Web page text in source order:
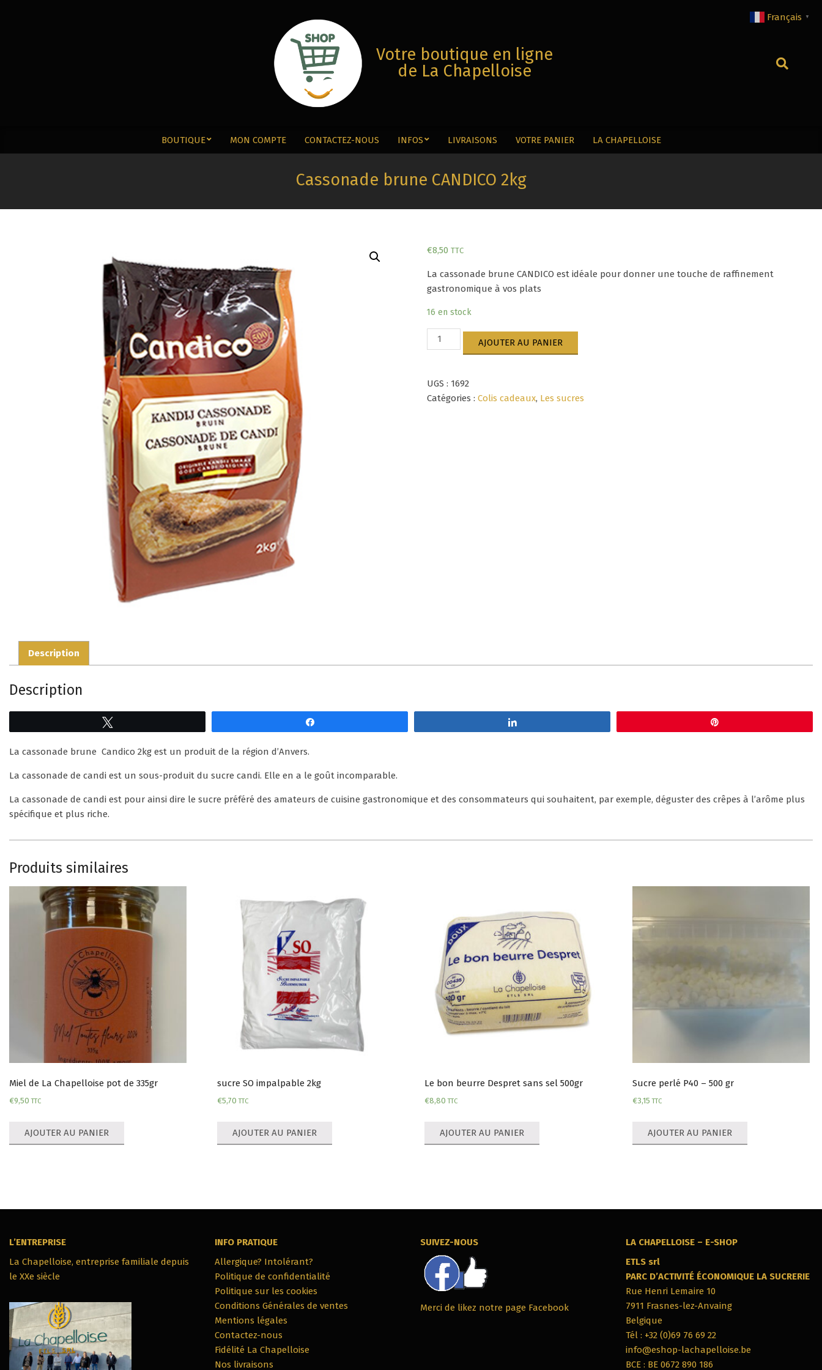
Votre boutique en ligne
de La Chapelloise
Menu
BOUTIQUE MON COMPTE CONTACTEZ-NOUS INFOS LIVRAISONS VOTRE PANIER LA CHAPELLOISE
Cassonade brune CANDICO 2kg
€8,50 TTC
La cassonade brune CANDICO est idéale pour donner une touche de raffinement
gastronomique à vos plats
16 en stock
quantité
de
CANDICO
2kg
AJOUTER AU PANIER
UGS : 1692
Catégories :Colis cadeaux, Les sucres
Description
Description
La cassonade brune Candico 2kg est un produit de la région d’Anvers.
La cassonade de candi est un sous-produit du sucre candi. Elle en a le goût incomparable.
La cassonade de candi est pour ainsi dire le sucre préféré des amateurs de cuisine gastronomique et des consommateurs qui souhaitent, par exemple, déguster des crêpes à l’arôme plus
spécifique et plus riche.
Produits similaires
Miel de La Chapelloise pot de 335gr
€9,50 TTC
AJOUTER AU PANIER
sucre SO impalpable 2kg
€5,70 TTC
AJOUTER AU PANIER
Le bon beurre Despret sans sel 500gr
€8,80 TTC
AJOUTER AU PANIER
Sucre perlé P40 – 500 gr
€3,15 TTC
AJOUTER AU PANIER
L’ENTREPRISE
La Chapelloise, entreprise familiale depuis
le XXe siècle
INFO PRATIQUE
Allergique? Intolérant?
Politique de confidentialité
Politique sur les cookies
Conditions Générales de ventes
Mentions légales
Contactez-nous
Fidélité La Chapelloise
Nos livraisons
SUIVEZ-NOUS
Merci de likez notre page Facebook
LA CHAPELLOISE – E-SHOP
ETLS srl
PARC‭ ‬D’ACTIVITÉ ÉCONOMIQUE LA SUCRERIE
Rue Henri Lemaire 10
7911‭ ‬Frasnes-lez-Anvaing
Belgique
Tél : +32 (0)69 76 69 22
info@eshop-lachapelloise.be
BCE : BE 0672 890 186
Français ▼